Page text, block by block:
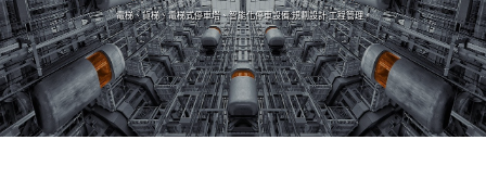
電梯、貨梯、電梯式停車塔、智能化停車設備,規劃設計,工程管理。